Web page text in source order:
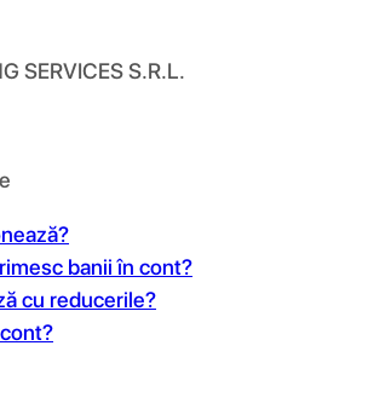
SERVICES S.R.L.
banii în cont?
cu reducerile?